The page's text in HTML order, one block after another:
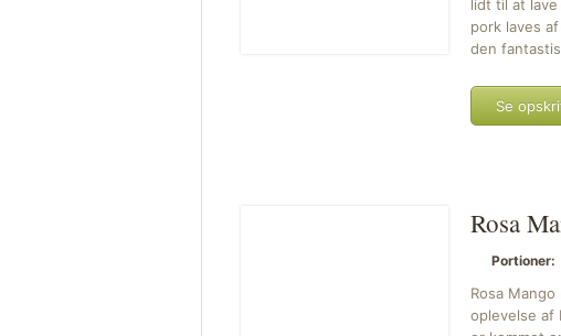
lidt til at
pork laves
den
Se
Rosa
Portioner:
Rosa
oplevelse af